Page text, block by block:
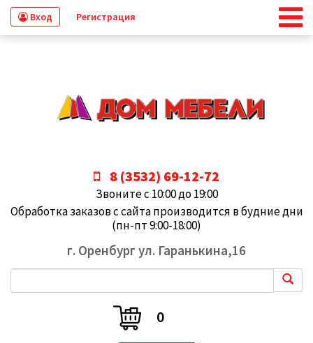
Вход Регистрация
8 (3532) 69-12-72
Звоните с 10:00 до 19:00
Обработка заказов с сайта производится в будние дни
(пн-пт 9:00-18:00)
г. Оренбург ул. Гаранькина,16
0